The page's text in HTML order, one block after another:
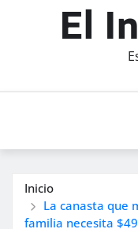
El
Inicio
La canasta que
familia necesita